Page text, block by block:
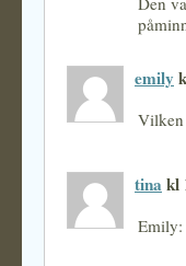
emily
Vilken
tina kl